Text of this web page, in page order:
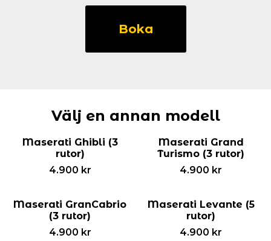
Maserati
mängd
Boka
Välj en annan modell
Maserati Ghibli (3
rutor)
4.900 kr
Maserati Grand
Turismo (3 rutor)
4.900 kr
Maserati GranCabrio
(3 rutor)
4.900 kr
Maserati Levante (5
rutor)
4.900 kr